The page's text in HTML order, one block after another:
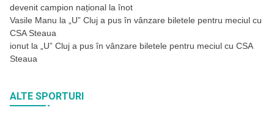
devenit campion național la înot
Vasile Manu la
„U” Cluj a pus în vânzare biletele pentru meciul cu
CSA Steaua
ionut la
„U” Cluj a pus în vânzare biletele pentru meciul cu CSA
Steaua
ALTE SPORTURI